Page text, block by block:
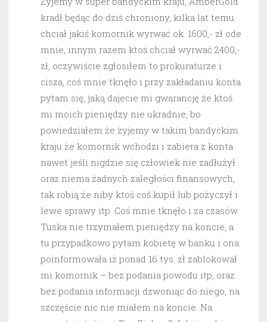
kradł będąc do dziś chroniony, kilka lat temu
chciał jakiś komornik wyrwać ok. 1600,- zł ode
mnie, innym razem ktoś chciał wyrwać 2400,-
zł, oczywiście zgłosiłem to prokuraturze i
cisza, coś mnie tknęło i przy zakładaniu konta
pytam się, jaką dajecie mi gwarancję że ktoś
mi moich pieniędzy nie ukradnie, bo
powiedziałem że żyjemy w takim bandyckim
kraju że komornik wchodzi i zabiera z konta
nawet jeśli nigdzie się człowiek nie zadłużył
oraz niema żadnych zaległości finansowych,
tak robią że niby ktoś coś kupił lub pożyczył i
lewe sprawy itp. Coś mnie tknęło i za czasów
Tuska nie trzymałem pieniędzy na koncie, a
tu przypadkowo pytam kobietę w banku i ona
poinformowała iż ponad 16 tys. zł zablokował
mi komornik – bez podania powodu itp, oraz
bez podania informacji dzwoniąc do niego, na
szczęście nic nie miałem na koncie. Na